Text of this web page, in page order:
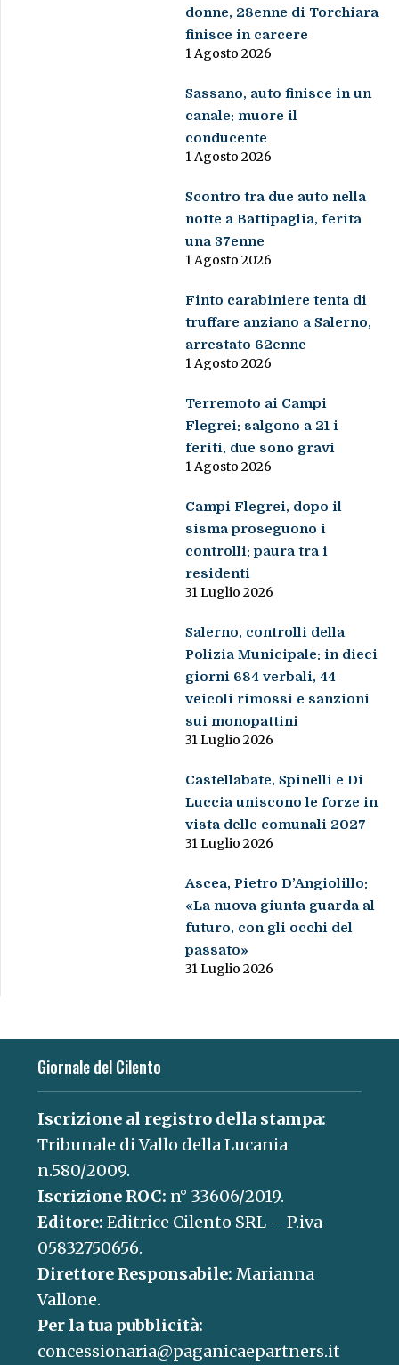
donne, 28enne di Torchiara
finisce in carcere
1 Agosto 2026
Sassano, auto finisce in un
canale: muore il
conducente
1 Agosto 2026
Scontro tra due auto nella
notte a Battipaglia, ferita
una 37enne
1 Agosto 2026
Finto carabiniere tenta di
truffare anziano a Salerno,
arrestato 62enne
1 Agosto 2026
Terremoto ai Campi
Flegrei: salgono a 21 i
feriti, due sono gravi
1 Agosto 2026
Campi Flegrei, dopo il
sisma proseguono i
controlli: paura tra i
residenti
31 Luglio 2026
Salerno, controlli della
Polizia Municipale: in dieci
giorni 684 verbali, 44
veicoli rimossi e sanzioni
sui monopattini
31 Luglio 2026
Castellabate, Spinelli e Di
Luccia uniscono le forze in
vista delle comunali 2027
31 Luglio 2026
Ascea, Pietro D’Angiolillo:
«La nuova giunta guarda al
futuro, con gli occhi del
passato»
31 Luglio 2026
Giornale del Cilento
Iscrizione al registro della stampa:
Tribunale di Vallo della Lucania
n.580/2009.
Iscrizione ROC: n° 33606/2019.
Editore: Editrice Cilento SRL – P.iva
05832750656.
Direttore Responsabile: Marianna
Vallone.
Per la tua pubblicità:
concessionaria@paganicaepartners.it